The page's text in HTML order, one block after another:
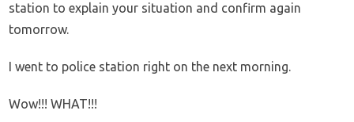
station to explain your situation and confirm again
tomorrow.
I went to police station right on the next morning.
Wow!!! WHAT!!!